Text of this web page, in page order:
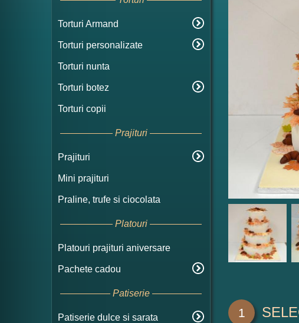
Torturi Armand
Torturi personalizate
Torturi nunta
Torturi botez
Torturi copii
Prajituri
Prajituri
Mini prajituri
Praline, trufe si ciocolata
Platouri
Platouri prajituri aniversare
Pachete cadou
Patiserie
Patiserie dulce si sarata 1